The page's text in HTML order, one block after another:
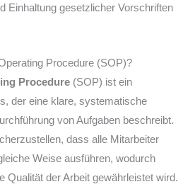
Einhaltung gesetzlicher Vorschriften
Procedure (SOP)?
Procedure (SOP) ist ein
der eine klare, systematische
von Aufgaben beschreibt.
dass alle Mitarbeiter
Weise ausführen, wodurch
Qualität der Arbeit gewährleistet wird.